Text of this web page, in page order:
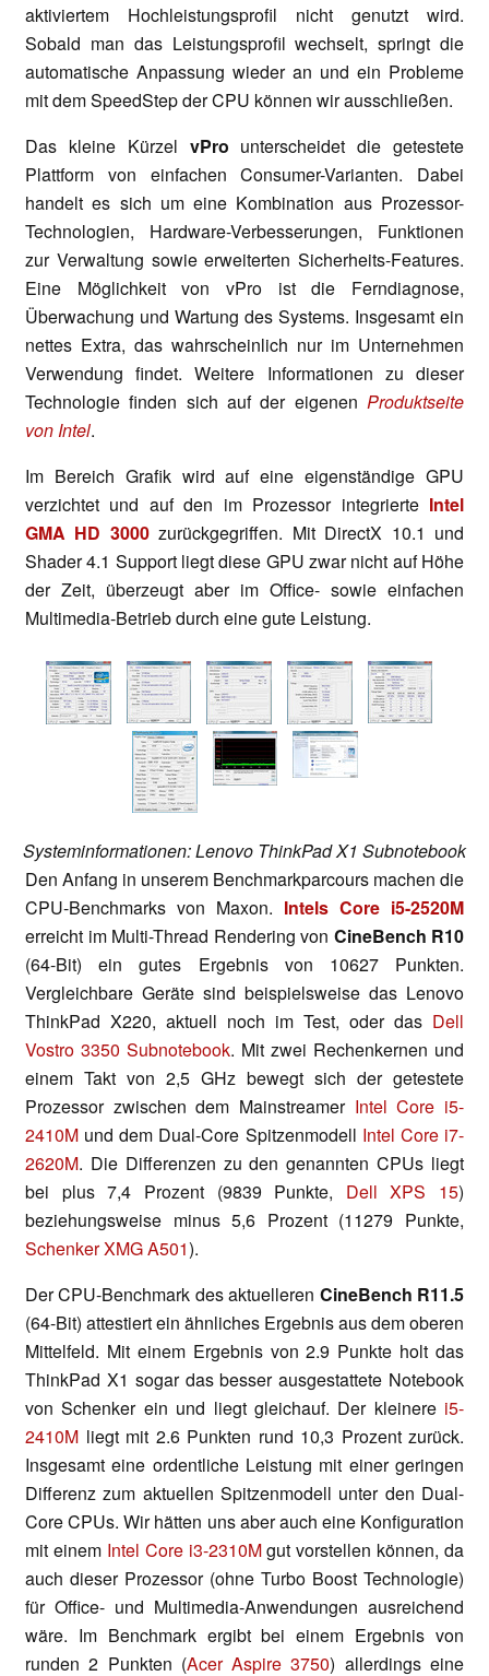
aktiviertem Hochleistungsprofil nicht genutzt wird.
Sobald man das Leistungsprofil wechselt, springt die
automatische Anpassung wieder an und ein Probleme
mit dem SpeedStep der CPU können wir ausschließen.
Das kleine Kürzel vPro unterscheidet die getestete
Plattform von einfachen Consumer-Varianten. Dabei
handelt es sich um eine Kombination aus Prozessor-
Technologien, Hardware-Verbesserungen, Funktionen
zur Verwaltung sowie erweiterten Sicherheits-Features.
Eine Möglichkeit von vPro ist die Ferndiagnose,
Überwachung und Wartung des Systems. Insgesamt ein
nettes Extra, das wahrscheinlich nur im Unternehmen
Verwendung findet. Weitere Informationen zu dieser
Technologie finden sich auf der eigenen Produktseite
von Intel.
Im Bereich Grafik wird auf eine eigenständige GPU
verzichtet und auf den im Prozessor integrierte Intel
GMA HD 3000zurückgegriffen. Mit DirectX 10.1 und
Shader 4.1 Support liegt diese GPU zwar nicht auf Höhe
der Zeit, überzeugt aber im Office- sowie einfachen
Multimedia-Betrieb durch eine gute Leistung.
Systeminformationen: Lenovo ThinkPad X1 Subnotebook
Den Anfang in unserem Benchmarkparcours machen die
CPU-Benchmarks von Maxon. Intels Core i5-2520M
erreicht im Multi-Thread Rendering von CineBench R10
(64-Bit) ein gutes Ergebnis von 10627 Punkten.
Vergleichbare Geräte sind beispielsweise das Lenovo
ThinkPad X220, aktuell noch im Test, oder das Dell
Vostro 3350 Subnotebook. Mit zwei Rechenkernen und
einem Takt von 2,5 GHz bewegt sich der getestete
Prozessor zwischen dem Mainstreamer Intel Core i5-
2410M und dem Dual-Core Spitzenmodell Intel Core i7-
2620M. Die Differenzen zu den genannten CPUs liegt
bei plus 7,4 Prozent (9839 Punkte, Dell XPS 15)
beziehungsweise minus 5,6 Prozent (11279 Punkte,
Schenker XMG A501).
Der CPU-Benchmark des aktuelleren CineBench R11.5
(64-Bit) attestiert ein ähnliches Ergebnis aus dem oberen
Mittelfeld. Mit einem Ergebnis von 2.9 Punkte holt das
ThinkPad X1 sogar das besser ausgestattete Notebook
von Schenker ein und liegt gleichauf. Der kleinere i5-
2410M liegt mit 2.6 Punkten rund 10,3 Prozent zurück.
Insgesamt eine ordentliche Leistung mit einer geringen
Differenz zum aktuellen Spitzenmodell unter den Dual-
Core CPUs. Wir hätten uns aber auch eine Konfiguration
mit einem Intel Core i3-2310Mgut vorstellen können, da
auch dieser Prozessor (ohne Turbo Boost Technologie)
für Office- und Multimedia-Anwendungen ausreichend
wäre. Im Benchmark ergibt bei einem Ergebnis von
runden 2 Punkten (Acer Aspire 3750) allerdings eine